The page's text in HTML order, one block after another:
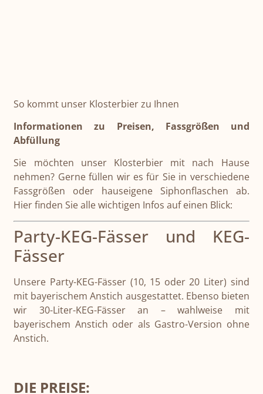
So kommt unser Klosterbier zu Ihnen
Informationen zu Preisen, Fassgrößen und
Abfüllung
Sie möchten unser Klosterbier mit nach Hause
nehmen? Gerne füllen wir es für Sie in verschiedene
Fassgrößen oder hauseigene Siphonflaschen ab.
Hier finden Sie alle wichtigen Infos auf einen Blick:
Party-KEG-Fässer und KEG-
Fässer
Unsere Party-KEG-Fässer (10, 15 oder 20 Liter) sind
mit bayerischem Anstich ausgestattet. Ebenso bieten
wir 30-Liter-KEG-Fässer an – wahlweise mit
bayerischem Anstich oder als Gastro-Version ohne
Anstich.
DIE PREISE: